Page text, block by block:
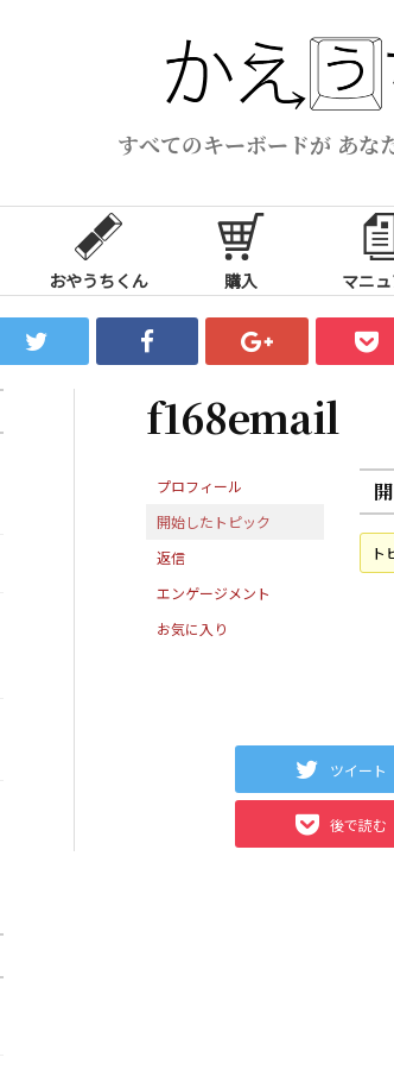
すべてのキーボードが あな
おやうちくん 購入 マニ
f168email
プロフィール
開始したトピック
返信
エンゲージメント
お気に入り
ト
ツイート
後で読む